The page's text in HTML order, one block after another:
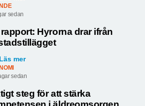
sedan
Hyrorna drar ifrån
Läs mer
sedan
steg för att stärka